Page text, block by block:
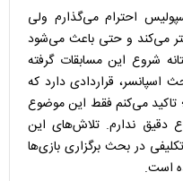
احترام می‌گذارم ولی
می‌کند و حتی باعث می‌شود
شروع این مسابقات گرفته
اسپانسر، قراردادی دارد که
تاکید می‌کنم فقط این موضوع
دقیق ندارم. تلاش‌های این
در بحث برگزاری بازی‌ها
است.